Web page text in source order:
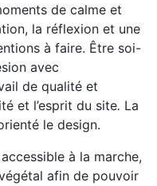
de calme et
la réflexion et une
à faire. Être soi-
avec
de qualité et
et l’esprit du site. La
le design.
à la marche,
afin de pouvoir